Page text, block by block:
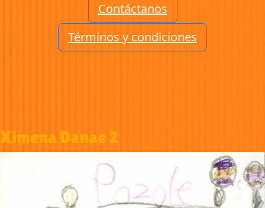
Contáctanos
Términos y condiciones
Ximena Danae 2